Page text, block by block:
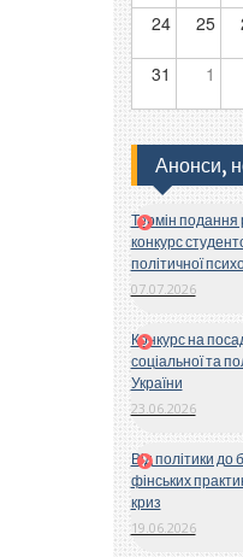
24 25
31 1
Анонси,
Термін подання
конкурс
політичної
07.07.2026
Конкурс на
соціальної та
України
23.06.2026
Від політики до
фінських
криз
19.06.2026